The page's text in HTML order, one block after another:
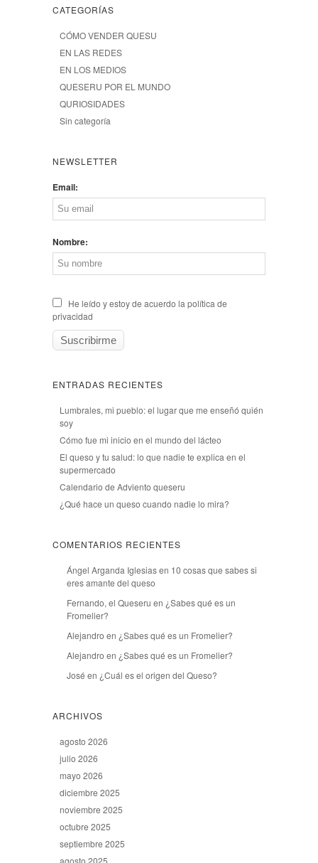
CATEGORÍAS
CÓMO VENDER QUESU
EN LAS REDES
EN LOS MEDIOS
QUESERU POR EL MUNDO
QURIOSIDADES
Sin categoría
NEWSLETTER
Email:
Nombre:
He leído y estoy de acuerdo la política de
privacidad
ENTRADAS RECIENTES
Lumbrales, mi pueblo: el lugar que me enseñó quién
soy
Cómo fue mi inicio en el mundo del lácteo
El queso y tu salud: lo que nadie te explica en el
supermercado
Calendario de Adviento queseru
¿Qué hace un queso cuando nadie lo mira?
COMENTARIOS RECIENTES
Ángel Arganda Iglesiasen 10 cosas que sabes si
eres amante del queso
Fernando, el Queseru en ¿Sabes qué es un
Fromelier?
Alejandro en ¿Sabes qué es un Fromelier?
Alejandro en ¿Sabes qué es un Fromelier?
José en ¿Cuál es el origen del Queso?
ARCHIVOS
agosto 2026
julio 2026
mayo 2026
diciembre 2025
noviembre 2025
octubre 2025
septiembre 2025
agosto 2025